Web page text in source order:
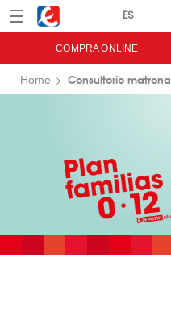
Menú Eroski
COMPRA ONLINE
Home Consultorio matrona